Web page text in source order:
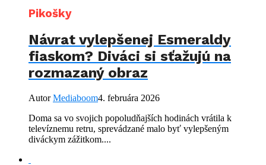
Pikošky
Návrat vylepšenej Esmeraldy
fiaskom? Diváci si sťažujú na
rozmazaný obraz
AutorMediaboom4. februára 2026
Doma sa vo svojich popoludňajších hodinách vrátila k
televíznemu retru, sprevádzané malo byť vylepšeným
diváckym zážitkom....